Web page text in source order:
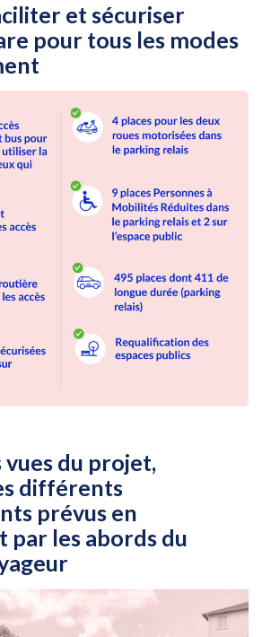
et sécuriser
pour tous les modes
du projet,
différents
prévus en
par les abords du